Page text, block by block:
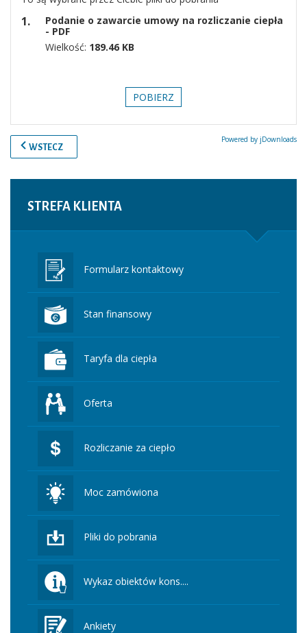
Podanie o zawarcie umowy na rozliczanie ciepła
- PDF
Wielkość: 189.46 KB
POBIERZ
WSTECZ
Powered by jDownloads
STREFA KLIENTA
Formularz kontaktowy
Stan finansowy
Taryfa dla ciepła
Oferta
Rozliczanie za ciepło
Moc zamówiona
Pliki do pobrania
Wykaz obiektów kons....
Ankiety